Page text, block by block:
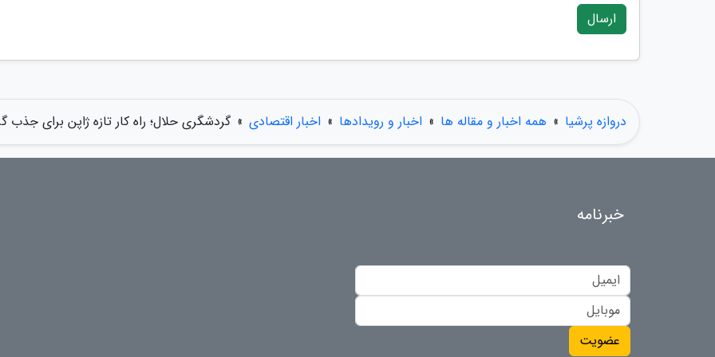
ارسال
دروازه پرشیا » همه اخبار و مقاله ها » اخبار و رویدادها » اخبار اقتصادی » گردشگری حلال؛ راه کار تازه ژاپن برای جذب
خبرنامه
عضویت